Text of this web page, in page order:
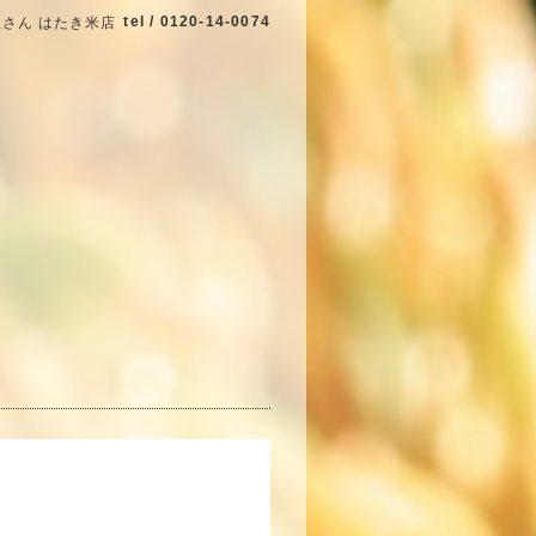
ん はたき米店 tel / 0120-14-0074